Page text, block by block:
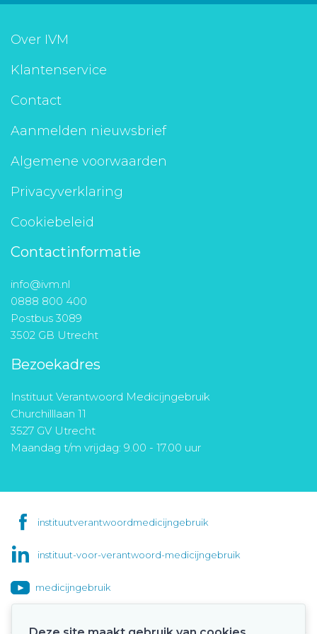
Over IVM
Klantenservice
Contact
Aanmelden nieuwsbrief
Algemene voorwaarden
Privacyverklaring
Cookiebeleid
Contactinformatie
info@ivm.nl
0888 800 400
Postbus 3089
3502 GB Utrecht
Bezoekadres
Instituut Verantwoord Medicijngebruik
Churchilllaan 11
3527 GV Utrecht
Maandag t/m vrijdag: 9.00 - 17.00 uur
instituutverantwoordmedicijngebruik
instituut-voor-verantwoord-medicijngebruik
medicijngebruik